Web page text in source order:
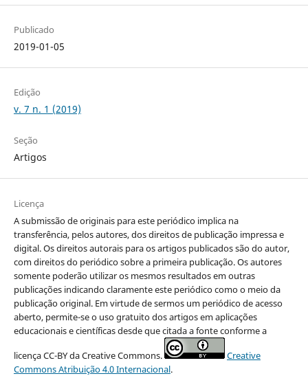
Publicado
2019-01-05
Edição
v. 7 n. 1 (2019)
Seção
Artigos
Licença
A submissão de originais para este periódico implica na
transferência, pelos autores, dos direitos de publicação impressa e
digital. Os direitos autorais para os artigos publicados são do autor,
com direitos do periódico sobre a primeira publicação. Os autores
somente poderão utilizar os mesmos resultados em outras
publicações indicando claramente este periódico como o meio da
publicação original. Em virtude de sermos um periódico de acesso
aberto, permite-se o uso gratuito dos artigos em aplicações
educacionais e científicas desde que citada a fonte conforme a
licença CC-BY da Creative Commons.
Creative
Commons Atribuição 4.0 Internacional.